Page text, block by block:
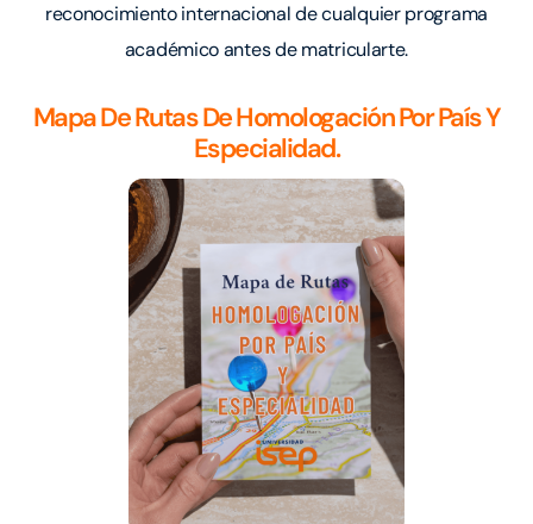
reconocimiento internacional de cualquier programa
académico antes de matricularte.
Mapa De Rutas De Homologación Por País Y
Especialidad.